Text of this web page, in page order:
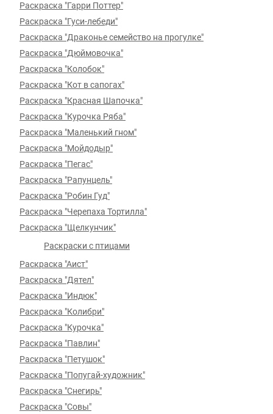
Раскраска "Гарри Поттер"
Раскраска "Гуси-лебеди"
Раскраска "Драконье семейство на прогулке"
Раскраска "Дюймовочка"
Раскраска "Колобок"
Раскраска "Кот в сапогах"
Раскраска "Красная Шапочка"
Раскраска "Курочка Ряба"
Раскраска "Маленький гном"
Раскраска "Мойдодыр"
Раскраска "Пегас"
Раскраска "Рапунцель"
Раскраска "Робин Гуд"
Раскраска "Черепаха Тортилла"
Раскраска "Щелкунчик"
Раскраски с птицами
Раскраска "Аист"
Раскраска "Дятел"
Раскраска "Индюк"
Раскраска "Колибри"
Раскраска "Курочка"
Раскраска "Павлин"
Раскраска "Петушок"
Раскраска "Попугай-художник"
Раскраска "Снегирь"
Раскраска "Совы"